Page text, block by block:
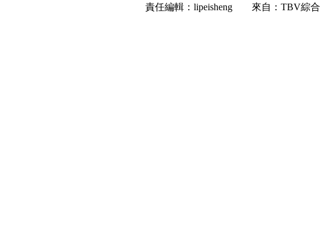
責任編輯：lipeisheng 來自：TBV綜合